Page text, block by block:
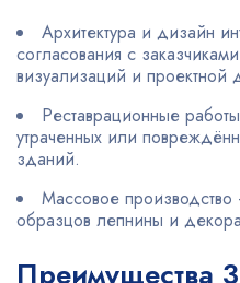
Архитектура и дизайн
согласования с
визуализаций и проектной
Реставрационные
утраченных или
зданий.
Массовое
образцов лепнины и
Преимущества